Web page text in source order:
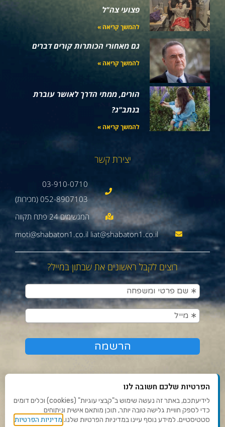
פצועי צה"ל
להמשך קריאה »
גם מאחורי הכותרות קורים דברים
להמשך קריאה »
הורים, ממתי הדרך לאושר עוברת
בנתב"ג?
להמשך קריאה »
יצירת קשר
03-910-0710
052-8907103 (מכירות)
moti@shabaton1.co.il liat@shabaton1.co.il
רוצים לקבל ראשונים את שבתון במייל?
תנאי שימוש ומדיניות פרטיות
הפרטיות שלכם חשובה לנו
לידיעתכם, באתר זה נעשה שימוש ב"קבצי עוגיות" (cookies) וכלים דומים
כדי לספק חוויית גלישה טובה יותר, תוכן מותאם אישית וניתוחים
סטטיסטיים. למידע נוסף עיינו במדיניות הפרטיות שלנו. מדיניות הפרטיות